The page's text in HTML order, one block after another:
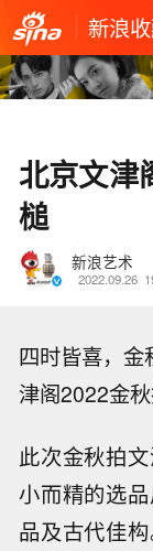
新浪
北京文津
槌
新浪艺术
2022.09.26
四时皆喜，
津阁2022金
此次金秋拍
小而精的选
品及古代佳